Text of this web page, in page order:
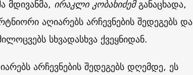
მდივანმა, ირაკლი კობახიძემგანაცხადა,
აღიარებს არჩევნების შედეგებს და
სხვადასხვა ქვეყნიდან.
არჩევნების შედეგებს დღემდე, ეს